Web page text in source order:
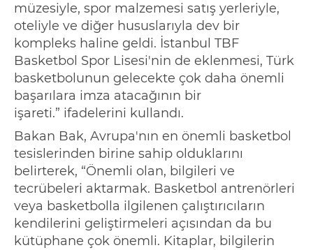
müzesiyle, spor malzemesi satış yerleriyle,
oteliyle ve diğer hususlarıyla dev bir
kompleks haline geldi. İstanbul TBF
Basketbol Spor Lisesi'nin de eklenmesi, Türk
basketbolunun gelecekte çok daha önemli
başarılara imza atacağının bir
işareti.” ifadelerini kullandı.
Bakan Bak, Avrupa'nın en önemli basketbol
tesislerinden birine sahip olduklarını
belirterek, “Önemli olan, bilgileri ve
tecrübeleri aktarmak. Basketbol antrenörleri
veya basketbolla ilgilenen çalıştırıcıların
kendilerini geliştirmeleri açısından da bu
kütüphane çok önemli. Kitaplar, bilgilerin